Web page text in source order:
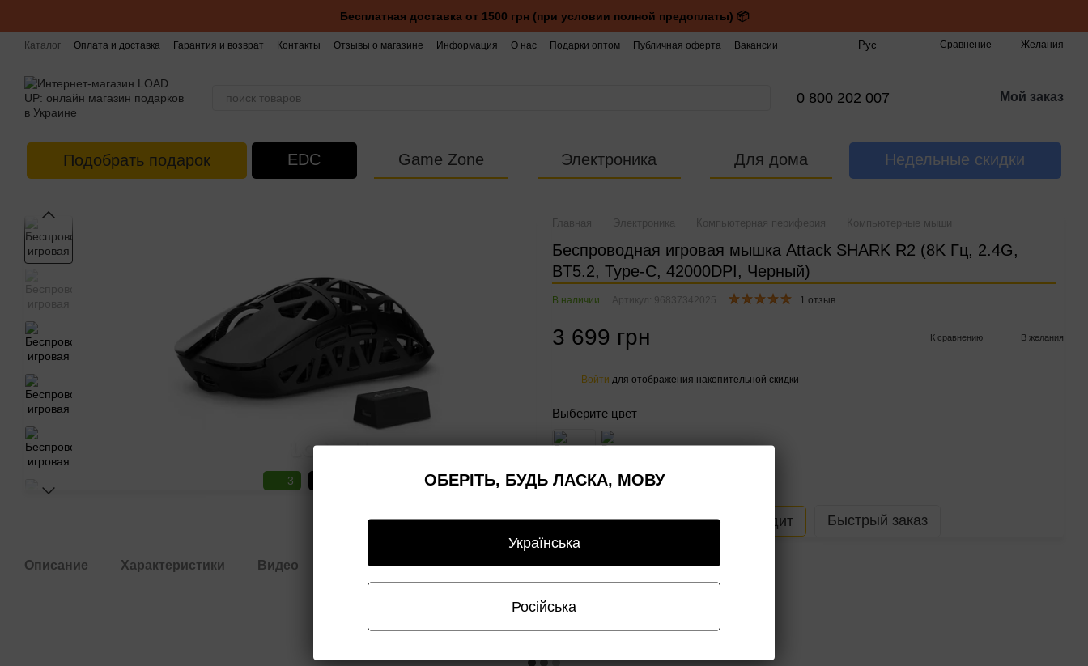
Бесплатная доставка от 1500 грн (при условии полной предоплаты) 📦
Каталог Оплата и доставка Гарантия и возврат Контакты Отзывы о магазине Информация О нас Подарки оптом Публичная оферта Вакансии Рус Сравнение Желания
0 800 202 007 Мой заказ
Подобрать подарок EDC Game Zone Электроника Для дома Недельные скидки
3
Главная Электроника Компьютерная периферия Компьютерные мыши
Беспроводная игровая мышка Attack SHARK R2 (8K Гц, 2.4G,
BT5.2, Type-C, 42000DPI, Черный)
В наличии Артикул: 96837342025 1 отзыв
3 699 грн К сравнению В желания
Войти для отображения накопительной скидки
Выберите цвет
Купить В кредит Быстрый заказ
Описание Характеристики Видео Отзывы 1 Доставка Оплата Гарантия Опт/дроп
ОБЕРІТЬ, БУДЬ ЛАСКА, МОВУ
Українська
Російська